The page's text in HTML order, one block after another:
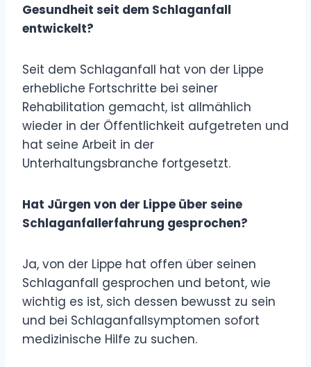
Gesundheit seit dem Schlaganfall
entwickelt?
Seit dem Schlaganfall hat von der Lippe
erhebliche Fortschritte bei seiner
Rehabilitation gemacht, ist allmählich
wieder in der Öffentlichkeit aufgetreten und
hat seine Arbeit in der
Unterhaltungsbranche fortgesetzt.
Hat Jürgen von der Lippe über seine
Schlaganfallerfahrung gesprochen?
Ja, von der Lippe hat offen über seinen
Schlaganfall gesprochen und betont, wie
wichtig es ist, sich dessen bewusst zu sein
und bei Schlaganfallsymptomen sofort
medizinische Hilfe zu suchen.